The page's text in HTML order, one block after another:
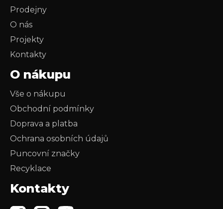
Prodejny
O nás
Projekty
Kontakty
O nákupu
Vše o nákupu
Obchodní podmínky
Doprava a platba
Ochrana osobních údajů
Puncovní značky
Recyklace
Kontakty